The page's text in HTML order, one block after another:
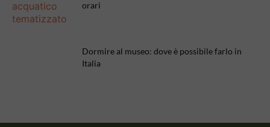
orari
Dormire al museo: dove è possibile farlo in
Italia